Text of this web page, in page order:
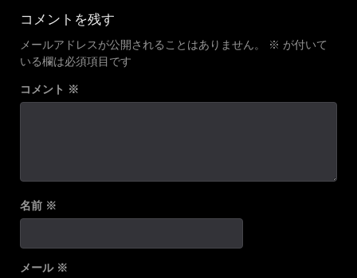
navigation
コメントを残す
メールアドレスが公開されることはありません。 ※ が付いて
いる欄は必須項目です
コメント ※
名前 ※
メール ※